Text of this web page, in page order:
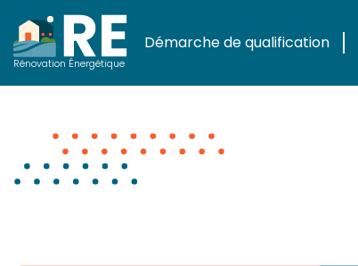
Rénovation Énergétique
Démarche de qualification